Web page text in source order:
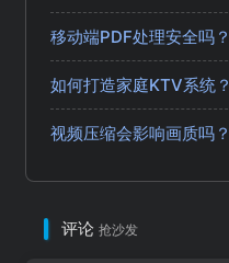
移动端PDF处理安全吗？
如何打造家庭KTV系统？
视频压缩会影响画质吗？
评论 抢沙发